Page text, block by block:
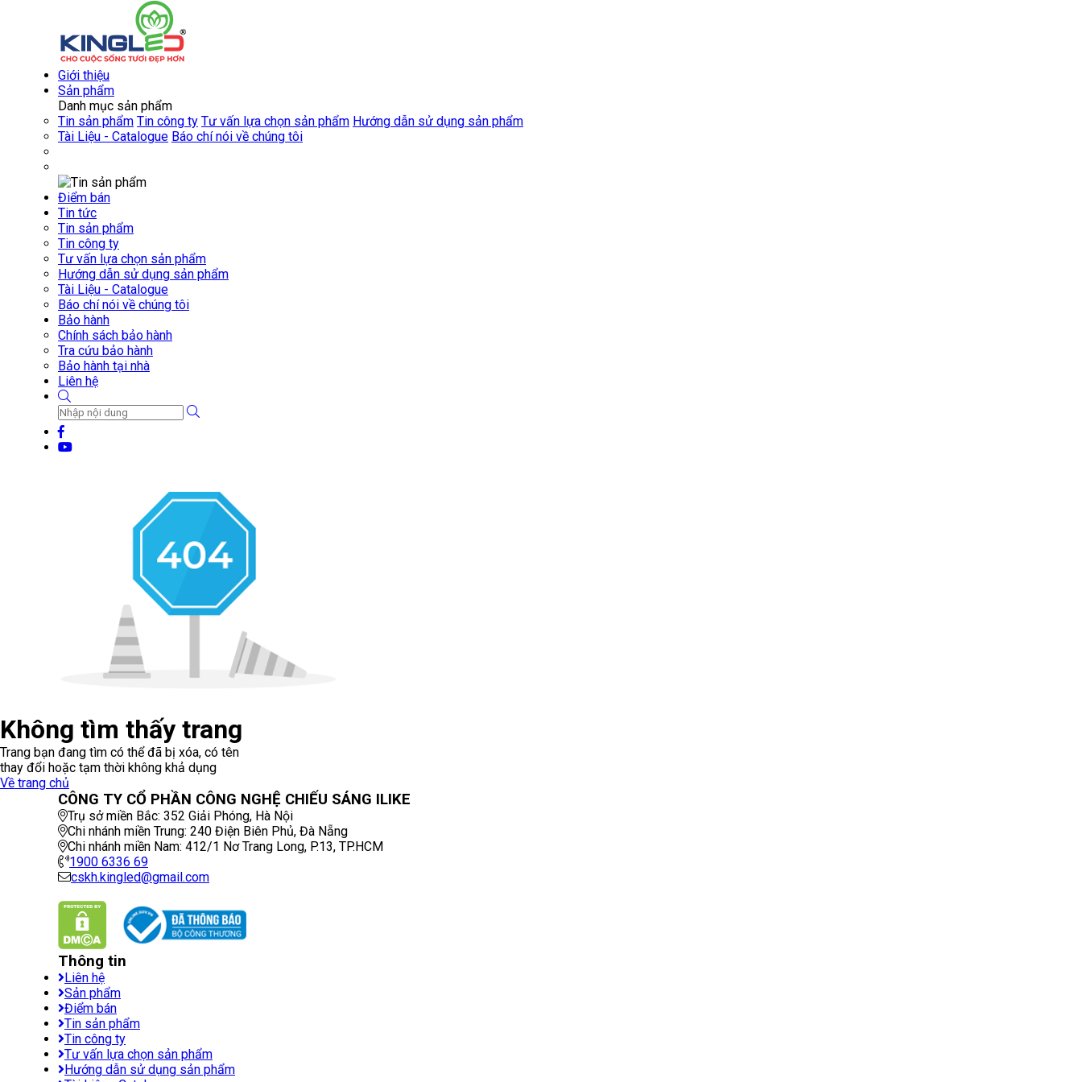
Giới thiệu
Sản phẩm
Danh mục sản phẩm
Tin sản phẩm Tin công ty Tư vấn lựa chọn sản phẩm Hướng dẫn sử dụng sản phẩm
Tài Liệu - Catalogue Báo chí nói về chúng tôi
Điểm bán
Tin tức
Tin sản phẩm
Tin công ty
Tư vấn lựa chọn sản phẩm
Hướng dẫn sử dụng sản phẩm
Tài Liệu - Catalogue
Báo chí nói về chúng tôi
Bảo hành
Chính sách bảo hành
Tra cứu bảo hành
Bảo hành tại nhà
Liên hệ
Không tìm thấy trang
Trang bạn đang tìm có thể đã bị xóa, có tên
thay đổi hoặc tạm thời không khả dụng
Về trang chủ
CÔNG TY CỔ PHẦN CÔNG NGHỆ CHIẾU SÁNG ILIKE
Trụ sở miền Bắc: 352 Giải Phóng, Hà Nội
Chi nhánh miền Trung: 240 Điện Biên Phủ, Đà Nẵng
Chi nhánh miền Nam: 412/1 Nơ Trang Long, P.13, TP.HCM
1900 6336 69
cskh.kingled@gmail.com
Thông tin
Liên hệ
Sản phẩm
Điểm bán
Tin sản phẩm
Tin công ty
Tư vấn lựa chọn sản phẩm
Hướng dẫn sử dụng sản phẩm